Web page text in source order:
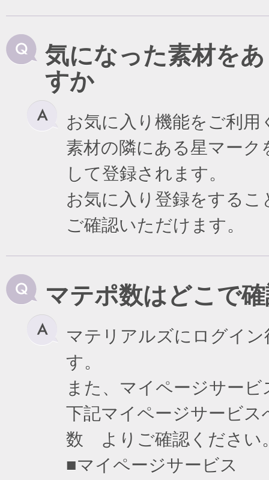
気になった素材を
すか
お気に入り機能をご利用
素材の隣にある星マー
して登録されます。
お気に入り登録をする
ご確認いただけます。
マテポ数はどこで
マテリアルズにログイ
す。
また、マイページサー
下記マイページサービ
数 よりご確認ください
■マイページサービス